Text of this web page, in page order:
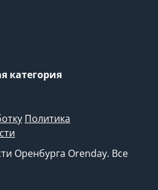
Оренбурга Orenday. Все